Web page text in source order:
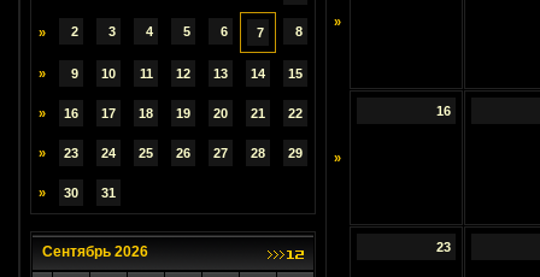
» 2 3 4 5 6 7 8
» 9 10 11 12 13 14 15
» 16 17 18 19 20 21 22
» 23 24 25 26 27 28 29
» 30 31
Сентябрь 2026
»
»
16
23